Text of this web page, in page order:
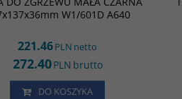
W1/601D A640
W1/601D A640
221.46PLN netto
272.40PLN brutto
DO KOSZYKA